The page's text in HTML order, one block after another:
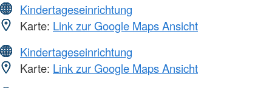
Kindertageseinrichtung
Karte: Link zur Google Maps Ansicht
Kindertageseinrichtung
Karte: Link zur Google Maps Ansicht